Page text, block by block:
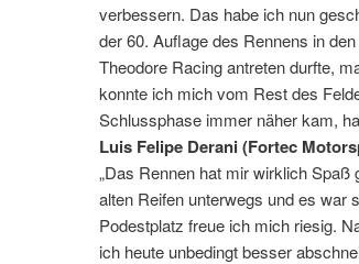
verbessern. Das habe ich nun
der 60. Auflage des Rennens in
Theodore Racing antreten durfte,
konnte ich mich vom Rest des
Schlussphase immer näher kam,
Luis Felipe Derani (Fortec
„Das Rennen hat mir wirklich
alten Reifen unterwegs und es war
Podestplatz freue ich mich riesig.
ich heute unbedingt besser